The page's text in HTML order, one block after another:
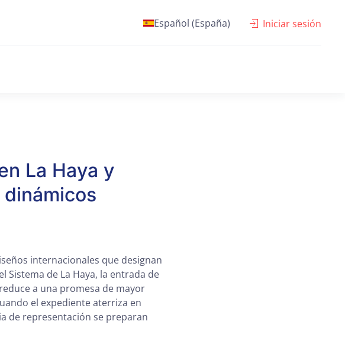
Español (España) Iniciar sesión
La Haya y
internacionales que designan
Sistema de La Haya, la entrada de
a una promesa de mayor
el expediente aterriza en
de representación se preparan